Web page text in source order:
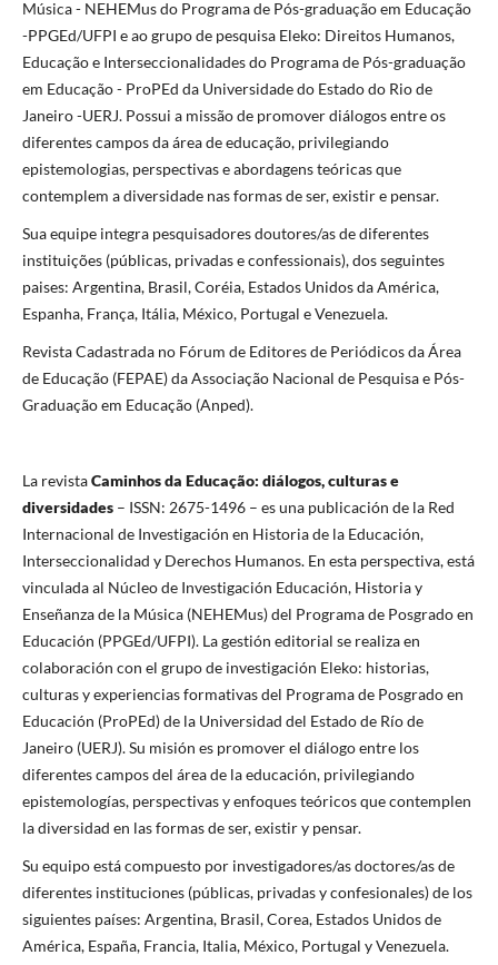
Música - NEHEMus do Programa de Pós-graduação em Educação
-PPGEd/UFPI e ao grupo de pesquisa Eleko: Direitos Humanos,
Educação e Interseccionalidades do Programa de Pós-graduação
em Educação - ProPEd da Universidade do Estado do Rio de
Janeiro -UERJ. Possui a missão de promover diálogos entre os
diferentes campos da área de educação, privilegiando
epistemologias, perspectivas e abordagens teóricas que
contemplem a diversidade nas formas de ser, existir e pensar.
Sua equipe integra pesquisadores doutores/as de diferentes
instituições (públicas, privadas e confessionais), dos seguintes
paises: Argentina, Brasil, Coréia, Estados Unidos da América,
Espanha, França, Itália, México, Portugal e Venezuela.
Revista Cadastrada no Fórum de Editores de Periódicos da Área
de Educação (FEPAE) da Associação Nacional de Pesquisa e Pós-
Graduação em Educação (Anped).
La revistaCaminhos da Educação: diálogos, culturas e
diversidades– ISSN: 2675-1496 – es una publicación de la Red
Internacional de Investigación en Historia de la Educación,
Interseccionalidad y Derechos Humanos. En esta perspectiva, está
vinculada al Núcleo de Investigación Educación, Historia y
Enseñanza de la Música (NEHEMus) del Programa de Posgrado en
Educación (PPGEd/UFPI). La gestión editorial se realiza en
colaboración con el grupo de investigación Eleko: historias,
culturas y experiencias formativas del Programa de Posgrado en
Educación (ProPEd) de la Universidad del Estado de Río de
Janeiro (UERJ). Su misión es promover el diálogo entre los
diferentes campos del área de la educación, privilegiando
epistemologías, perspectivas y enfoques teóricos que contemplen
la diversidad en las formas de ser, existir y pensar.
Su equipo está compuesto por investigadores/as doctores/as de
diferentes instituciones (públicas, privadas y confesionales) de los
siguientes países: Argentina, Brasil, Corea, Estados Unidos de
América, España, Francia, Italia, México, Portugal y Venezuela.